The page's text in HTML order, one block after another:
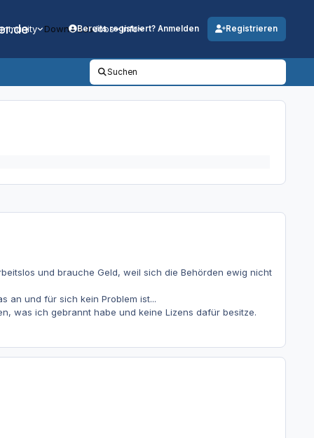
DownloadsJobs Info
Bereits registriert? Anmelden Registrieren
Suchen
und brauche Geld, weil sich die Behörden ewig nicht
an und für sich kein Problem ist...
was ich gebrannt habe und keine Lizens dafür besitze.